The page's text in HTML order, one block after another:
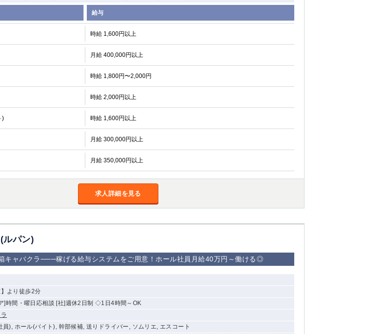
給与
時給 1,600円以上
月給 400,000円以上
時給 1,800円〜2,000円
時給 2,000円以上
) 時給 1,600円以上
月給 300,000円以上
月給 350,000円以上
求人詳細を見る
ルパン)
キャバクラ───稼げる給与システムをご用意！ホール社員月給40万円～働ける◎
】より徒歩2分
]時間・曜日応相談 [社]週休2日制 ◇1日4時間～OK
員), ホール(バイト), 幹部候補, 送りドライバー, ソムリエ, エスコート